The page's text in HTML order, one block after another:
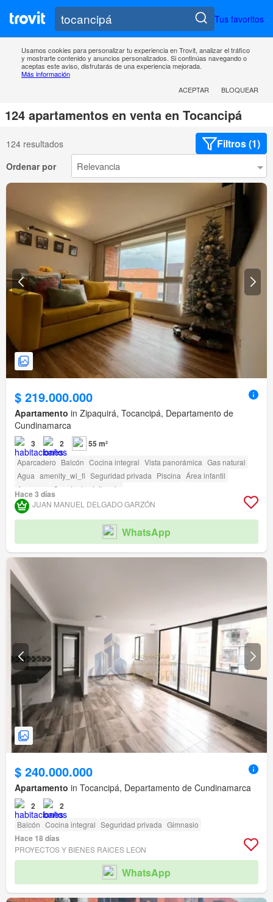
Tus favoritos
Usamos cookies para personalizar tu experiencia en Trovit, analizar el tráfico
y mostrarte contenido y anuncios personalizados. Si continúas navegando o
aceptas este aviso, disfrutarás de una experiencia mejorada.
Más información
ACEPTAR
BLOQUEAR
124 apartamentos en venta en Tocancipá
124 resultados Filtros (1)
Ordenar por
$ 219.000.000
Apartamento in Zipaquirá, Tocancipá, Departamento de
Cundinamarca
3 2 55 m²
Aparcadero Balcón Cocina integral Vista panorámica Gas natural
Agua amenity_wi_fi Seguridad privada Piscina Área infantil
Ascensor
Caseta de vigilancia
Acceso para personas con discapacidad
Hace 3 días
JUAN MANUEL DELGADO GARZÓN
WhatsApp
$ 240.000.000
Apartamento in Tocancipá, Departamento de Cundinamarca
2 2
Balcón Cocina integral Seguridad privada Gimnasio
Hace 18 días
PROYECTOS Y BIENES RAICES LEON
WhatsApp